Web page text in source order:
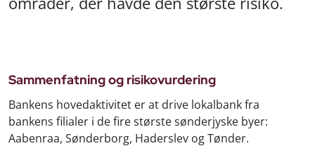
Sammenfatning og risikovurdering
Bankens hovedaktivitet er at drive lokalbank fra
bankens filialer i de fire største sønderjyske byer:
Aabenraa, Sønderborg, Haderslev og Tønder.